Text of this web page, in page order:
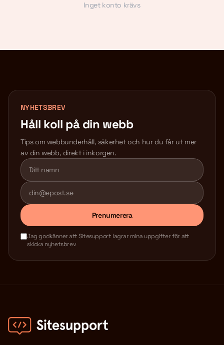
Inget konto krävs
NYHETSBREV
Håll koll på din webb
Tips om webbunderhåll, säkerhet och hur du får ut mer
av din webb, direkt i inkorgen.
Lämna detta fält tomt
Prenumerera
Jag godkänner att Sitesupport lagrar mina uppgifter för att
skicka nyhetsbrev